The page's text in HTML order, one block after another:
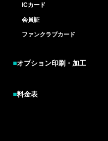
ICカード
会員証
ファンクラブカード
■オプション印刷・加工
■料金表